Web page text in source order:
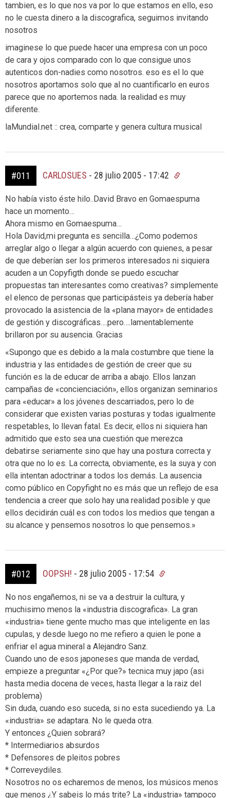
tambien, es lo que nos va por lo que estamos en ello, eso
no le cuesta dinero a la discografica, seguimos invitando
nosotros
imaginese lo que puede hacer una empresa con un poco
de cara y ojos comparado con lo que consigue unos
autenticos don-nadies como nosotros. eso es el lo que
nosotros aportamos solo que al no cuantificarlo en euros
parece que no aportemos nada. la realidad es muy
diferente.
laMundial.net :: crea, comparte y genera cultura musical
#011 CARLOSUES - 28 julio 2005 - 17:42
No había visto éste hilo..David Bravo en Gomaespuma
hace un momento…
Ahora mismo en Gomaespuma…
Hola David,mi pregunta es sencilla…¿Como podemos
arreglar algo o llegar a algún acuerdo con quienes, a pesar
de que deberían ser los primeros interesados ni siquiera
acuden a un Copyfigth donde se puedo escuchar
propuestas tan interesantes como creativas? simplemente
el elenco de personas que participásteis ya debería haber
provocado la asistencia de la «plana mayor» de entidades
de gestión y discográficas….pero….lamentablemente
brillaron por su ausencia. Gracias
«Supongo que es debido a la mala costumbre que tiene la
industria y las entidades de gestión de creer que su
función es la de educar de arriba a abajo. Ellos lanzan
campañas de «concienciación», ellos organizan seminarios
para «educar» a los jóvenes descarriados, pero lo de
considerar que existen varias posturas y todas igualmente
respetables, lo llevan fatal. Es decir, ellos ni siquiera han
admitido que esto sea una cuestión que merezca
debatirse seriamente sino que hay una postura correcta y
otra que no lo es. La correcta, obviamente, es la suya y con
ella intentan adoctrinar a todos los demás. La ausencia
como público en Copyfight no es más que un reflejo de esa
tendencia a creer que solo hay una realidad posible y que
ellos decidirán cuál es con todos los medios que tengan a
su alcance y pensemos nosotros lo que pensemos.»
#012 OOPSH! - 28 julio 2005 - 17:54
No nos engañemos, ni se va a destruir la cultura, y
muchisimo menos la «industria discografica». La gran
«industria» tiene gente mucho mas que inteligente en las
cupulas, y desde luego no me refiero a quien le pone a
enfriar el agua mineral a Alejandro Sanz.
Cuando uno de esos japoneses que manda de verdad,
empieze a preguntar «¿Por que?» tecnica muy japo (asi
hasta media docena de veces, hasta llegar a la raiz del
problema)
Sin duda, cuando eso suceda, si no esta sucediendo ya. La
«industria» se adaptara. No le queda otra.
Y entonces ¿Quien sobrará?
* Intermediarios absurdos
* Defensores de pleitos pobres
* Correveydiles.
Nosotros no os echaremos de menos, los músicos menos
que menos ¿Y sabeis lo más trite? La «industria» tampoco